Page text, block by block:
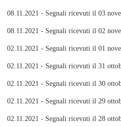
08.11.2021 - Segnali ricevuti il 03
08.11.2021 - Segnali ricevuti il 02
02.11.2021 - Segnali ricevuti il 01
02.11.2021 - Segnali ricevuti il 31
02.11.2021 - Segnali ricevuti il 30
02.11.2021 - Segnali ricevuti il 29
02.11.2021 - Segnali ricevuti il 28